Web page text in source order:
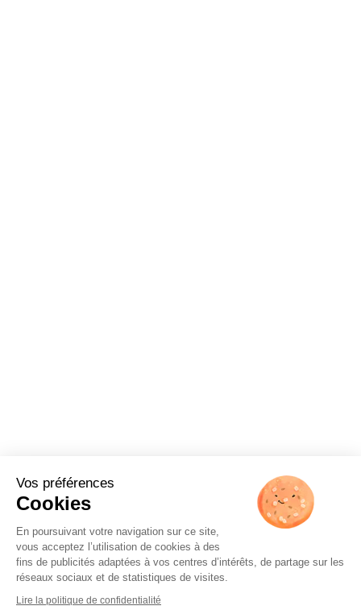
Vos préférences
Cookies
En poursuivant votre navigation sur ce site,
vous acceptez l’utilisation de cookies à des
fins de publicités adaptées à vos centres d’intérêts, de partage sur les
réseaux sociaux et de statistiques de visites.
Lire la politique de confidentialité